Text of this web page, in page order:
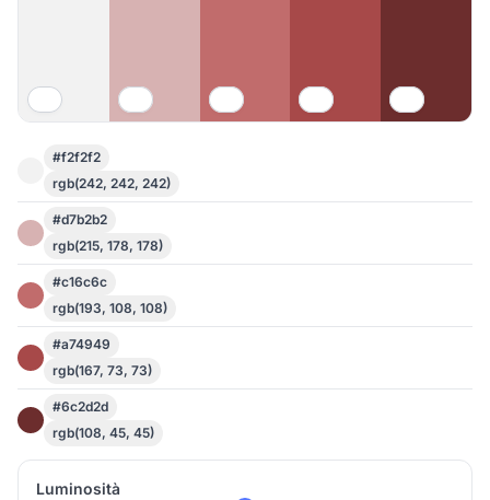
#f2f2f2
rgb(242, 242, 242)
#d7b2b2
rgb(215, 178, 178)
#c16c6c
rgb(193, 108, 108)
#a74949
rgb(167, 73, 73)
#6c2d2d
rgb(108, 45, 45)
Luminosità